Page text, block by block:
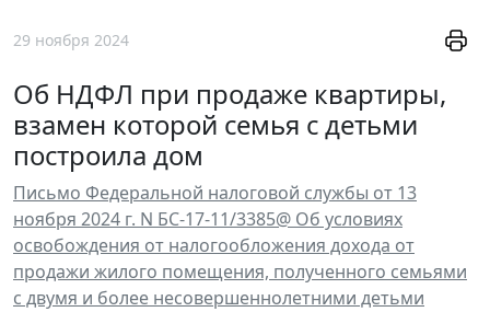
29 ноября 2024
Об НДФЛ при продаже квартиры,
взамен которой семья с детьми
построила дом
Письмо Федеральной налоговой службы от 13
ноября 2024 г. N БС-17-11/3385@ Об условиях
освобождения от налогообложения дохода от
продажи жилого помещения, полученного семьями
с двумя и более несовершеннолетними детьми